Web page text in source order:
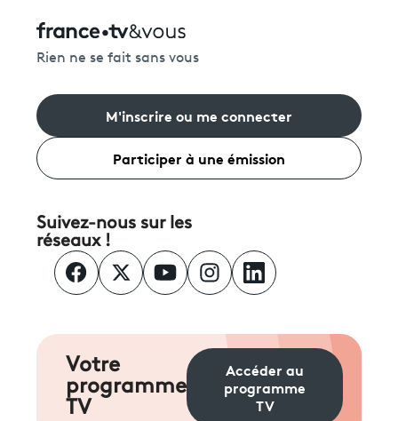
Rien ne se fait sans vous
M'inscrire ou me connecter
Participer à une émission
Suivez-nous sur les
réseaux !
Votre
programme
TV
Accéder au
programme
TV